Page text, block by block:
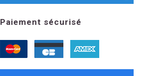
Paiement sécurisé